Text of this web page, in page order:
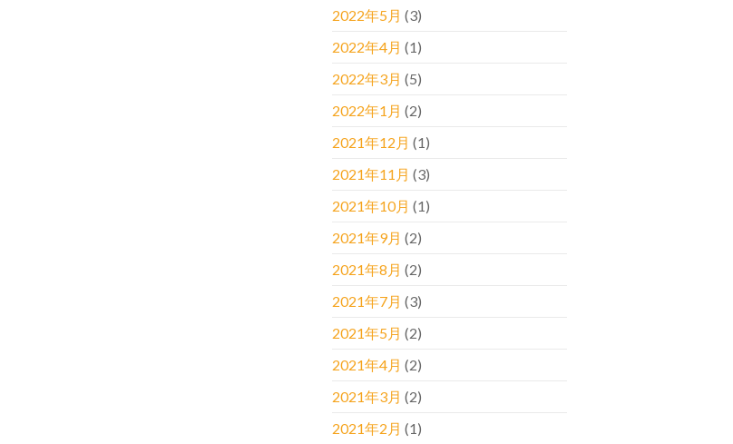
2022年5月 (3)
2022年4月 (1)
2022年3月 (5)
2022年1月 (2)
2021年12月 (1)
2021年11月 (3)
2021年10月 (1)
2021年9月 (2)
2021年8月 (2)
2021年7月 (3)
2021年5月 (2)
2021年4月 (2)
2021年3月 (2)
2021年2月 (1)